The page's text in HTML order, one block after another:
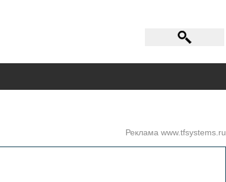
Реклама www.tfsystems.ru